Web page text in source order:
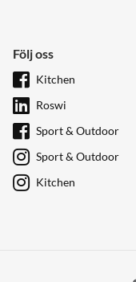
Följ oss
Kitchen
Roswi
Sport & Outdoor
Sport & Outdoor
Kitchen